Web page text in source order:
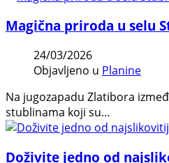
Magična priroda u selu
24/03/2026
Objavljeno u Planine
Na jugozapadu Zlatibora
stublinama koji su…
Doživite jedno od